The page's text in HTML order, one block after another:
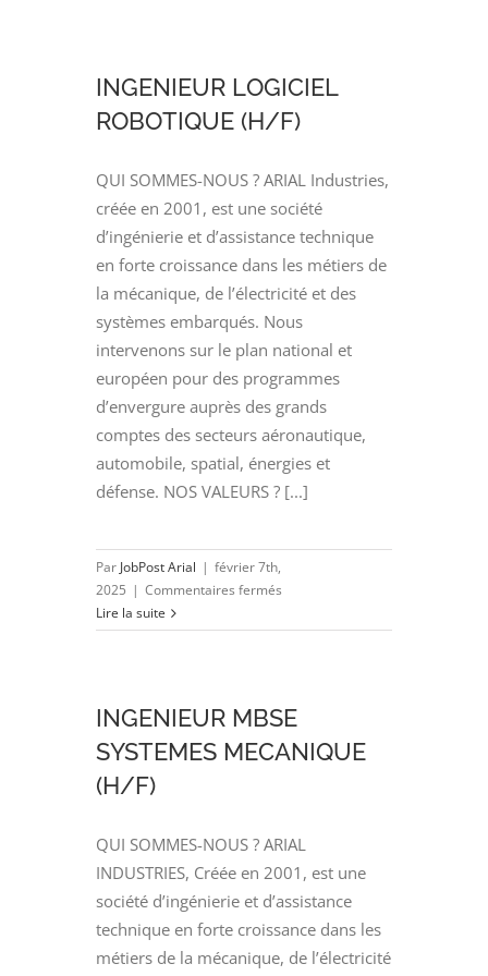
INGENIEUR LOGICIEL
ROBOTIQUE (H/F)
QUI SOMMES-NOUS ? ARIAL Industries,
créée en 2001, est une société
d’ingénierie et d’assistance technique
en forte croissance dans les métiers de
la mécanique, de l’électricité et des
systèmes embarqués. Nous
intervenons sur le plan national et
européen pour des programmes
d’envergure auprès des grands
comptes des secteurs aéronautique,
automobile, spatial, énergies et
défense. NOS VALEURS ? [...]
Par JobPost Arial | février 7th,
2025 | Commentaires fermés
LOGICIEL
Lire la suite
INGENIEUR MBSE
SYSTEMES MECANIQUE
(H/F)
QUI SOMMES-NOUS ? ARIAL
INDUSTRIES, Créée en 2001, est une
société d’ingénierie et d’assistance
technique en forte croissance dans les
métiers de la mécanique, de l’électricité